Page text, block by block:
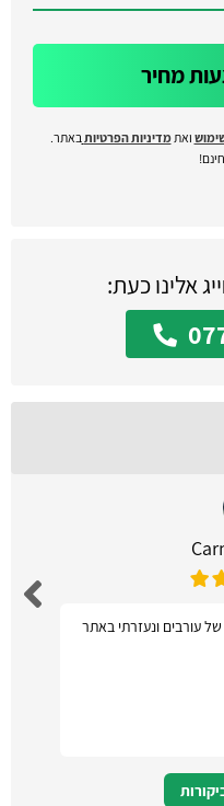
מחיר
ואתמדיניות הפרטיות באתר.
אלינו כעת:
עורבים ונעזרתי באתר